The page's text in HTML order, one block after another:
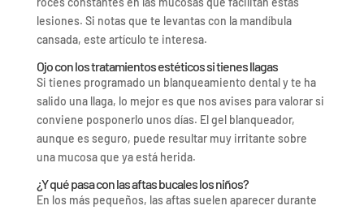
lesiones. Si notas que te levantas con la mandíbula
cansada, este artículo te interesa.
Ojo con los tratamientos estéticos si tienes llagas
Si tienes programado un blanqueamiento dental y te ha
salido una llaga, lo mejor es que nos avises para valorar si
conviene posponerlo unos días. El gel blanqueador,
aunque es seguro, puede resultar muy irritante sobre
una mucosa que ya está herida.
¿Y qué pasa con las aftas bucales los niños?
En los más pequeños, las aftas suelen aparecer durante